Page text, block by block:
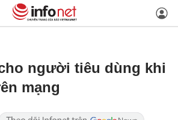
người tiêu dùng khi
mạng